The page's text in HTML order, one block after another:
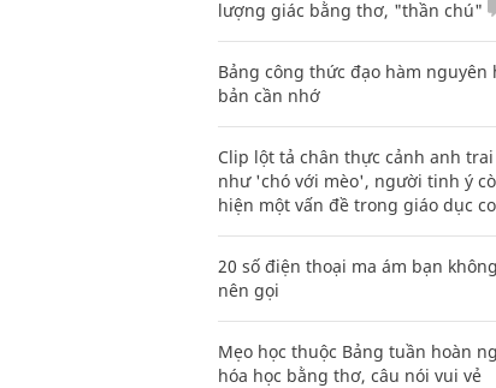
lượng giác bằng thơ, "thần chú"
Bảng công thức đạo hàm nguyên
bản cần nhớ
Clip lột tả chân thực cảnh anh
như 'chó với mèo', người tinh ý
hiện một vấn đề trong giáo dục
20 số điện thoại ma ám bạn
nên gọi
Mẹo học thuộc Bảng tuần hoàn
hóa học bằng thơ, câu nói vui vẻ